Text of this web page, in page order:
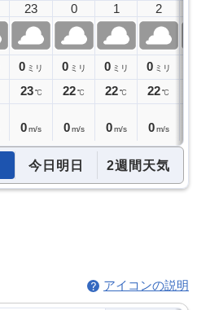
23
0 ミリ
23 ℃
0m/s
0
0 ミリ
22℃
0 m/s
1
0 ミリ
22℃
0 m/s
2
0 ミリ
22℃
0 m/s
今日明日 2週間天気
アイコンの説明